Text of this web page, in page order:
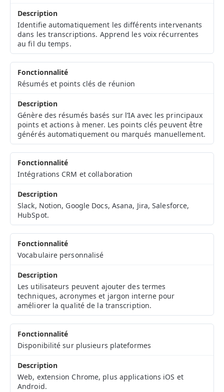
Identifie automatiquement les différents intervenants
dans les transcriptions. Apprend les voix récurrentes
au fil du temps.
Résumés et points clés de réunion
Génère des résumés basés sur l’IA avec les principaux
points et actions à mener. Les points clés peuvent être
générés automatiquement ou marqués manuellement.
Intégrations CRM et collaboration
Slack, Notion, Google Docs, Asana, Jira, Salesforce,
HubSpot.
Vocabulaire personnalisé
Les utilisateurs peuvent ajouter des termes
techniques, acronymes et jargon interne pour
améliorer la qualité de la transcription.
Disponibilité sur plusieurs plateformes
Web, extension Chrome, plus applications iOS et
Android.